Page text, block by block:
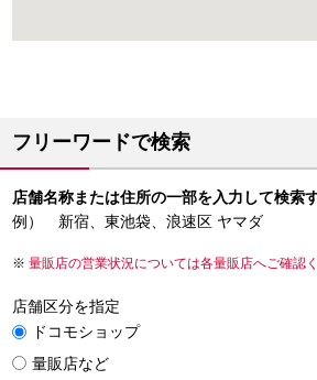
フリーワードで検索
店舗名称または住所の一部を入力して検索
例） 新宿、東池袋、浪速区 ヤマダ
量販店の営業状況については各量販店へご確認く
店舗区分を指定
ドコモショップ
量販店など